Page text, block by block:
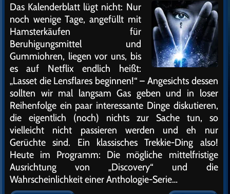
Das Kalenderblatt lügt nicht: Nur
noch wenige Tage, angefüllt mit
Hamsterkäufen für
Beruhigungsmittel und
Gummiohren, liegen vor uns, bis
es auf Netflix endlich heißt:
„Lasset die Lensflares beginnen!“ – Angesichts dessen
sollten wir mal langsam Gas geben und in loser
Reihenfolge ein paar interessante Dinge diskutieren,
die eigentlich (noch) nichts zur Sache tun, so
vielleicht nicht passieren werden und eh nur
Gerüchte sind. Ein klassisches Trekkie-Ding also!
Heute im Programm: Die mögliche mittelfristige
Ausrichtung von „Discovery“ und die
Wahrscheinlichkeit einer Anthologie-Serie…